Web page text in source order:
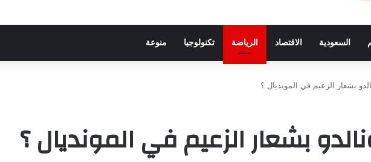
السعودية الاقتصاد الرياضة تكنولوجيا منوعة
بشعار الزعيم في المونديال ؟
بشعار الزعيم في المونديال ؟